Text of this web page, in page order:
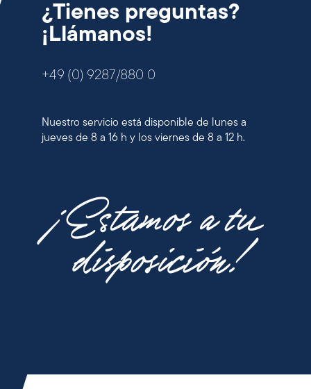
¿Tienes preguntas?
¡Llámanos!
+49 (0) 9287/880 0
Nuestro servicio está disponible de lunes a
jueves de 8 a 16 h y los viernes de 8 a 12 h.
¡Estamos a tu
disposición!